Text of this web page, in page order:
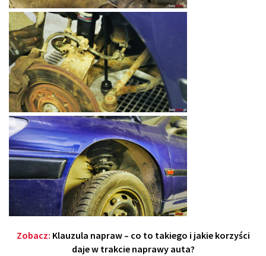
Zobacz: Klauzula napraw – co to takiego i jakie korzyści
daje w trakcie naprawy auta?